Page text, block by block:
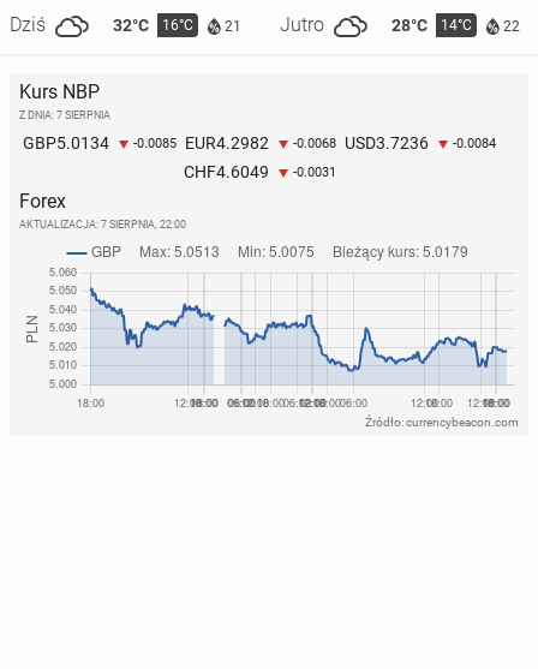
Dziś 32°C 16°C 21 Jutro 28°C 14°C 22
Kurs NBP
Z DNIA: 7 SIERPNIA
GBP5.0134 -0.0085 EUR4.2982 -0.0068 USD3.7236 -0.0084
CHF4.6049 -0.0031
Forex
AKTUALIZACJA: 7 SIERPNIA, 22:00
Źródło: currencybeacon.com